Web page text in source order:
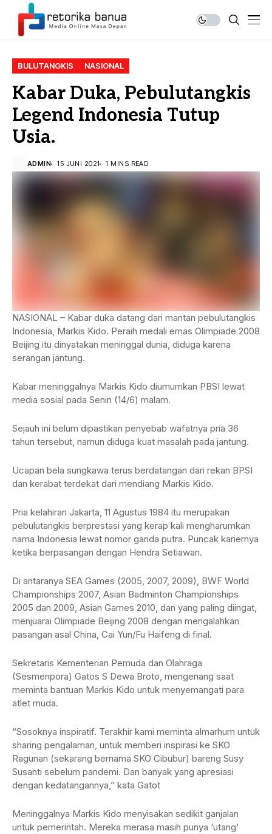
BULUTANGKIS NASIONAL
Kabar Duka, Pebulutangkis
Legend Indonesia Tutup
Usia.
ADMIN 15 JUNI 2021 1 MINS READ
NASIONAL – Kabar duka datang dari mantan pebulutangkis
Indonesia, Markis Kido. Peraih medali emas Olimpiade 2008
Beijing itu dinyatakan meninggal dunia, diduga karena
serangan jantung.
Kabar meninggalnya Markis Kido diumumkan PBSI lewat
media sosial pada Senin (14/6) malam.
Sejauh ini belum dipastikan penyebab wafatnya pria 36
tahun tersebut, namun diduga kuat masalah pada jantung.
Ucapan bela sungkawa terus berdatangan dari rekan BPSI
dan kerabat terdekat dari mendiang Markis Kido.
Pria kelahiran Jakarta, 11 Agustus 1984 itu merupakan
pebulutangkis berprestasi yang kerap kali mengharumkan
nama Indonesia lewat nomor ganda putra. Puncak kariernya
ketika berpasangan dengan Hendra Setiawan.
Di antaranya SEA Games (2005, 2007, 2009), BWF World
Championships 2007, Asian Badminton Championships
2005 dan 2009, Asian Games 2010, dan yang paling diingat,
menjuarai Olimpiade Beijing 2008 dengan mengalahkan
pasangan asal China, Cai Yun/Fu Haifeng di final.
Sekretaris Kementerian Pemuda dan Olahraga
(Sesmenpora) Gatos S Dewa Broto, mengenang saat
meminta bantuan Markis Kido untuk menyemangati para
atlet muda.
“Sosoknya inspiratif. Terakhir kami meminta almarhum untuk
sharing pengalaman, untuk memberi inspirasi ke SKO
Ragunan (sekarang bernama SKO Cibubur) bareng Susy
Susanti sebelum pandemi. Dan banyak yang apresiasi
dengan kedatangannya,” kata Gatot
Meninggalnya Markis Kido menyisakan sedikit ganjalan
untuk pemerintah. Mereka merasa masih punya ‘utang’